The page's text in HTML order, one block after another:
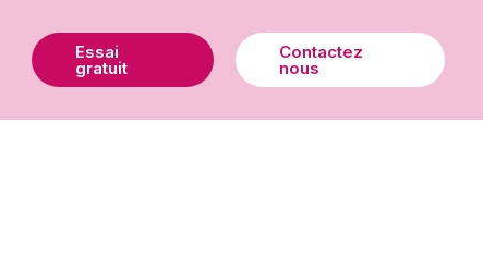
Essai
gratuit
Contactez
nous